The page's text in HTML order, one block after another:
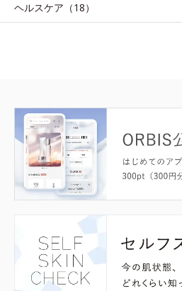
ヘルスケア（18）